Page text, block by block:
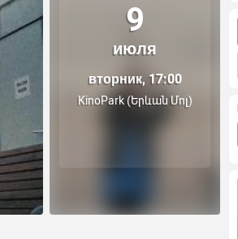
9
июля
вторник, 17:00
KinoPark (Երևան Մոլ)